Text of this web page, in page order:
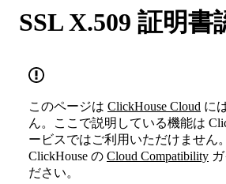
SSL X.509 証明書
このページは ClickHouse Cloud に
ん。ここで説明している機能は
ービスではご利用いただけません
ClickHouse の Cloud Compatibility
ださい。